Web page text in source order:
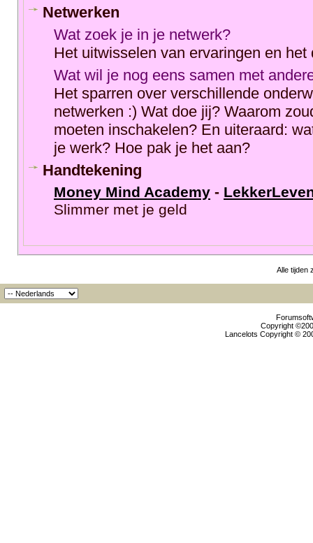
Netwerken
Wat zoek je in je netwerk?
Het uitwisselen van ervaringen en het
Wat wil je nog eens samen met
Het sparren over verschillende
netwerken :) Wat doe jij? Waarom
moeten inschakelen? En uiteraard:
je werk? Hoe pak je het aan?
Handtekening
Money Mind Academy -
Slimmer met je geld
Alle tijden
Copyright
Lancelots Copyright ©